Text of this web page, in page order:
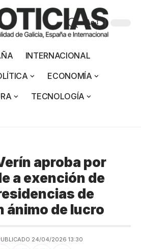
Aa
INTERNACIONAL
ECONOMÍA
TECNOLOGÍA
aproba por
a exención de
de
ánimo de lucro
24/04/2026 13:30